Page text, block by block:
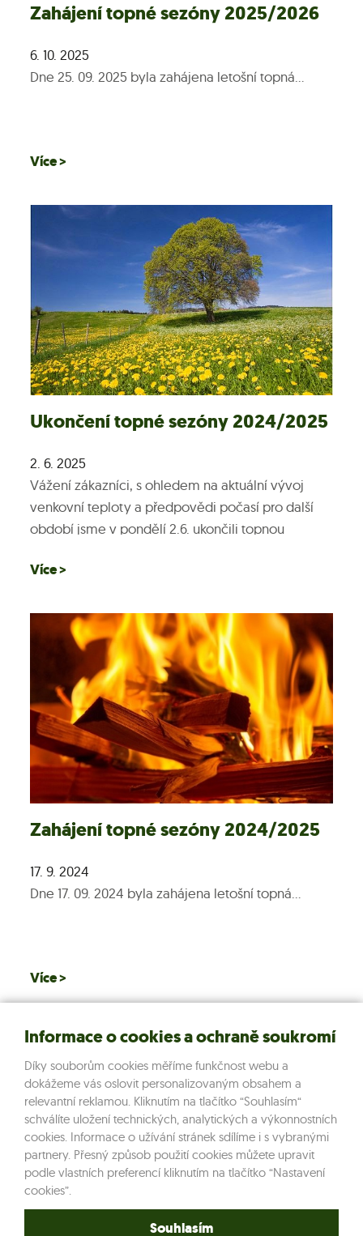
Zahájení topné sezóny 2025/2026
6. 10. 2025
Dne 25. 09. 2025 byla zahájena letošní topná...
Více >
Ukončení topné sezóny 2024/2025
2. 6. 2025
Vážení zákazníci, s ohledem na aktuální vývoj
venkovní teploty a předpovědi počasí pro další
období jsme v pondělí 2.6. ukončili topnou
Více >
Zahájení topné sezóny 2024/2025
17. 9. 2024
Dne 17. 09. 2024 byla zahájena letošní topná...
Více >
Dukovanská teplárenská s.r.o.
Dukovany 99, 675 56
e:info@dukovanska-teplarenska.cz
t:+420 734 645 055
Dotační programy
Informace o cookies a ochraně soukromí
Díky souborům cookies měříme funkčnost webu a
dokážeme vás oslovit personalizovaným obsahem a
relevantní reklamou. Kliknutím na tlačítko “Souhlasím“
schválíte uložení technických, analytických a výkonnostních
cookies. Informace o užívání stránek sdílíme i s vybranými
partnery. Přesný způsob použití cookies můžete upravit
podle vlastních preferencí kliknutím na tlačítko “Nastavení
cookies”.
Souhlasím